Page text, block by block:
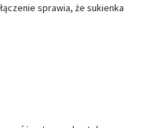
sprawia, że sukienka